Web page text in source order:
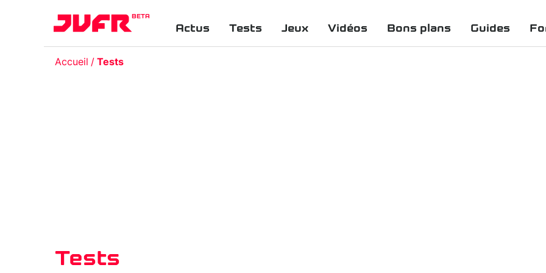
BETA
Actus Tests Jeux Vidéos Bons plans Guides
Accueil Tests
Tests